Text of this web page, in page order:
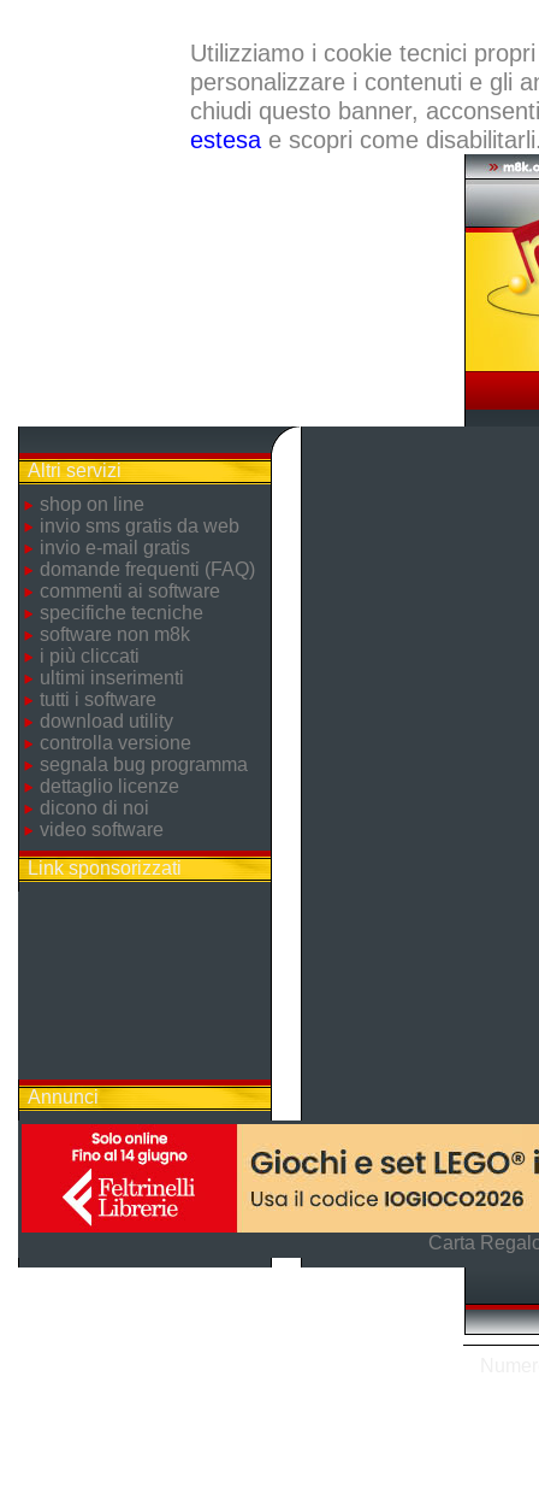
Utilizziamo i cookie tecnici
personalizzare i contenuti e gli
chiudi questo banner,
estesae scopri come
Altri servizi
shop on line
invio sms gratis da web
invio e-mail gratis
domande frequenti (FAQ)
commenti ai software
specifiche tecniche
software non m8k
i più cliccati
ultimi inserimenti
tutti i software
download utility
controlla versione
segnala bug programma
dettaglio licenze
dicono di noi
video software
Link sponsorizzati
Annunci
Carta